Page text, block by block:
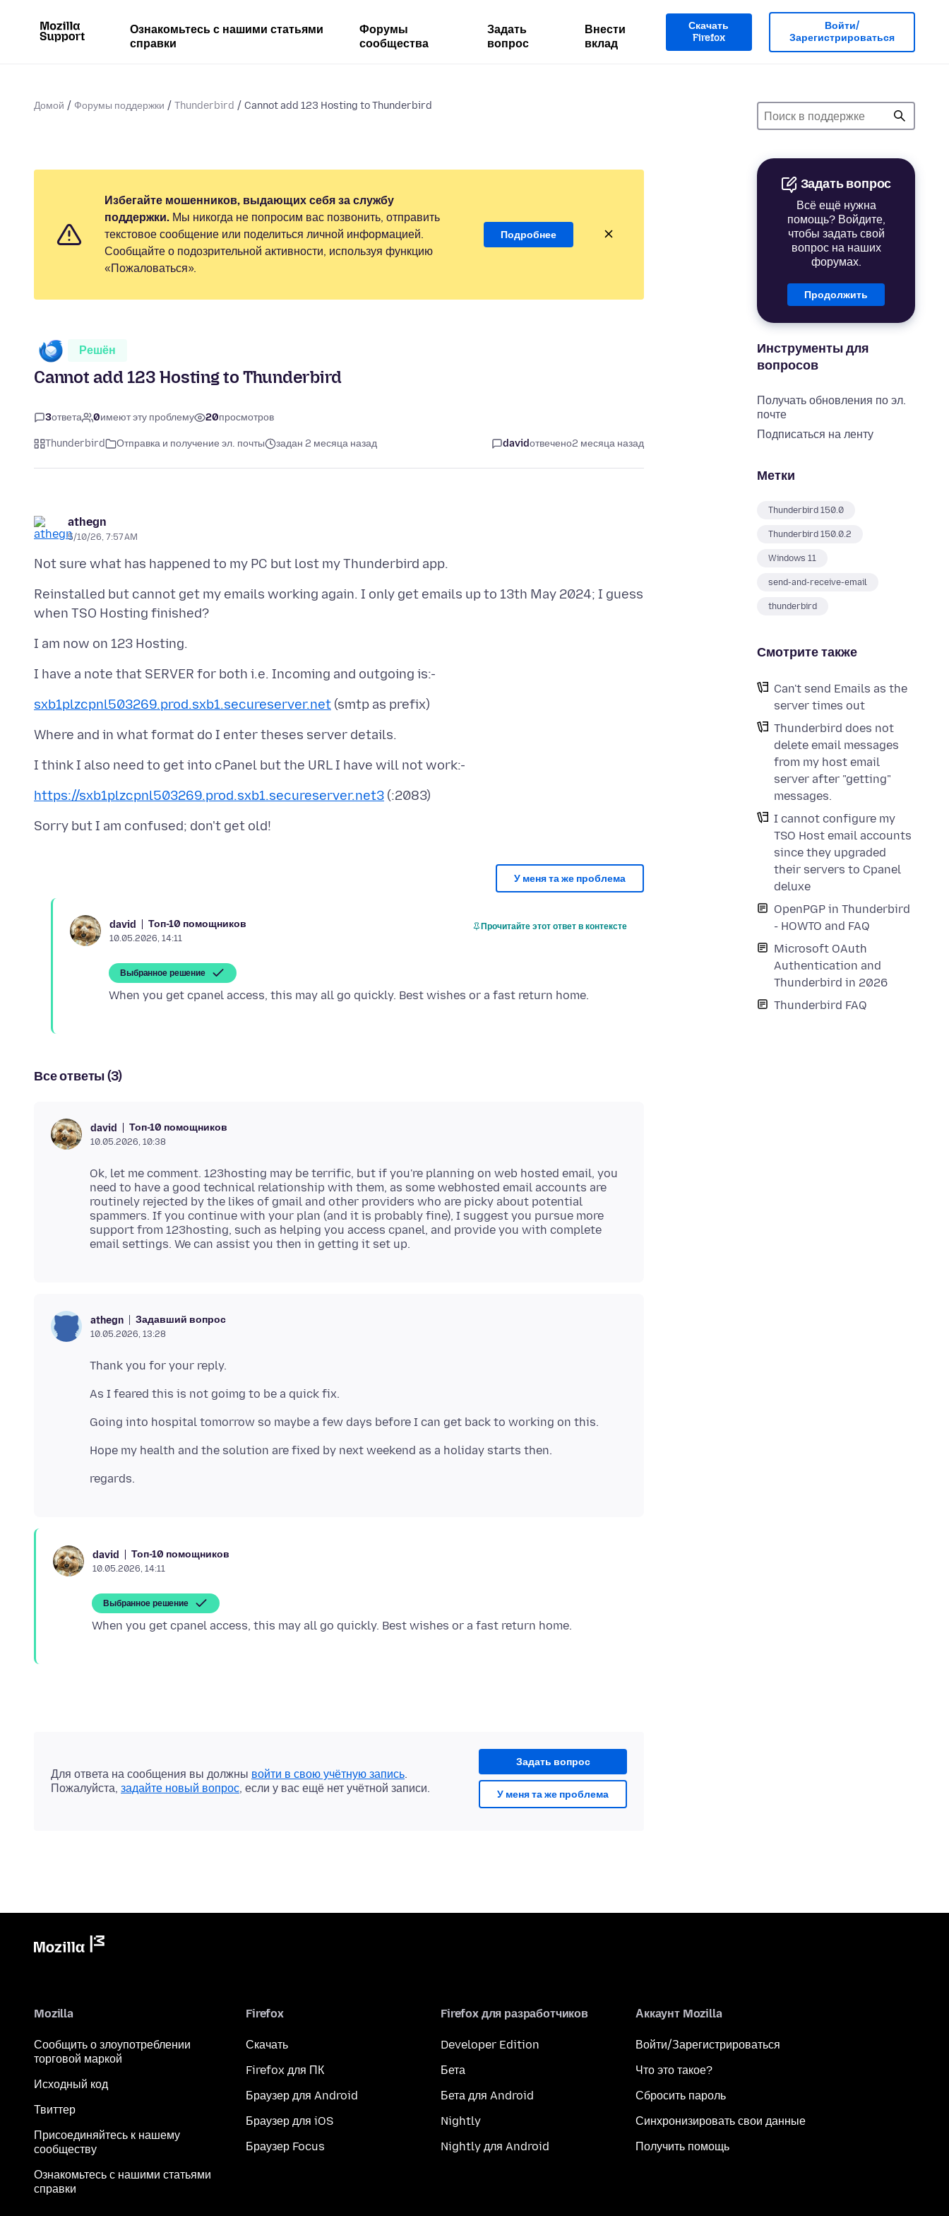
Ознакомьтесь с нашими статьями
справки
Форумы
сообщества
Задать
вопрос
Внести
вклад
Скачать
Firefox
Войти/
Зарегистрироваться
Домой Форумы поддержки Thunderbird Cannot add 123 Hosting to Thunderbird
Задать вопрос
Всё ещё нужна
помощь? Войдите,
чтобы задать свой
вопрос на наших
форумах.
Продолжить
Инструменты для
вопросов
Получать обновления по эл.
почте
Подписаться на ленту
Метки
Thunderbird 150.0
Thunderbird 150.0.2
Windows 11
send-and-receive-email
thunderbird
Смотрите также
Can't send Emails as the
server times out
Thunderbird does not
delete email messages
from my host email
server after "getting"
messages.
I cannot configure my
TSO Host email accounts
since they upgraded
their servers to Cpanel
deluxe
OpenPGP in Thunderbird
- HOWTO and FAQ
Microsoft OAuth
Authentication and
Thunderbird in 2026
Thunderbird FAQ
Избегайте мошенников, выдающих себя за службу
поддержки. Мы никогда не попросим вас позвонить, отправить
текстовое сообщение или поделиться личной информацией.
Сообщайте о подозрительной активности, используя функцию
«Пожаловаться».
Подробнее
Решён
Cannot add 123 Hosting to Thunderbird
3ответа 0имеют эту проблему 20просмотров
Thunderbird Отправка и получение эл. почты задан 2 месяца назад davidотвечено2 месяца назад
athegn
5/10/26, 7:57 AM
Reinstalled but cannot get my emails working again. I only get emails up to 13th May 2024; I guess
sxb1plzcpnl503269.prod.sxb1.secureserver.net
https://sxb1plzcpnl503269.prod.sxb1.secureserver.net3
У меня та же проблема
david Топ-10 помощников
10.05.2026, 14:11
Прочитайте этот ответ в контексте
Выбранное решение
Все ответы (3)
david Топ-10 помощников
10.05.2026, 10:38
Ok, let me comment. 123hosting may be terrific, but if you're planning on web hosted email, you
need to have a good technical relationship with them, as some webhosted email accounts are
routinely rejected by the likes of gmail and other providers who are picky about potential
spammers. If you continue with your plan (and it is probably fine), I suggest you pursue more
support from 123hosting, such as helping you access cpanel, and provide you with complete
athegn Задавший вопрос
10.05.2026, 13:28
david Топ-10 помощников
10.05.2026, 14:11
Выбранное решение
Задать вопрос
У меня та же проблема
Для ответа на сообщения вы должны войти в свою учётную запись.
Пожалуйста, задайте новый вопрос, если у вас ещё нет учётной записи.
Mozilla
Сообщить о злоупотреблении
торговой маркой
Исходный код
Твиттер
Присоединяйтесь к нашему
сообществу
Ознакомьтесь с нашими статьями
справки
Firefox
Скачать
Firefox для ПК
Браузер для Android
Браузер для iOS
Браузер Focus
Firefox для разработчиков
Developer Edition
Бета
Бета для Android
Nightly
Nightly для Android
Аккаунт Mozilla
Войти/Зарегистрироваться
Что это такое?
Сбросить пароль
Синхронизировать свои данные
Получить помощь